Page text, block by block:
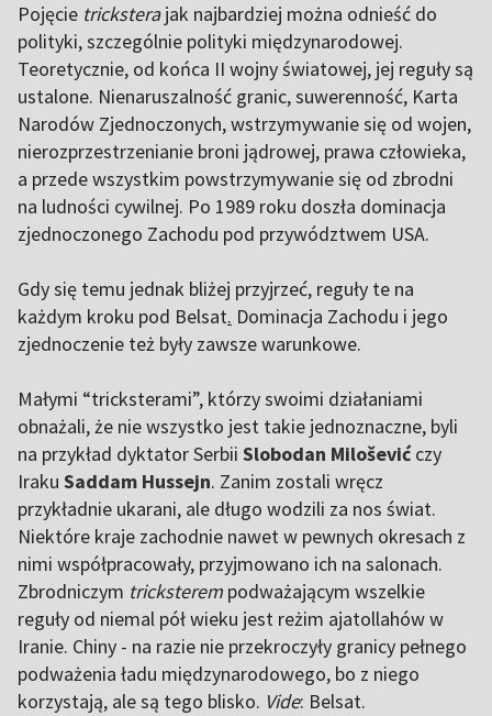
Pojęcie tricksterajak najbardziej można odnieść do
polityki, szczególnie polityki międzynarodowej.
Teoretycznie, od końca II wojny światowej, jej reguły są
ustalone. Nienaruszalność granic, suwerenność, Karta
Narodów Zjednoczonych, wstrzymywanie się od wojen,
nierozprzestrzenianie broni jądrowej, prawa człowieka,
a przede wszystkim powstrzymywanie się od zbrodni
na ludności cywilnej. Po 1989 roku doszła dominacja
zjednoczonego Zachodu pod przywództwem USA.
Gdy się temu jednak bliżej przyjrzeć, reguły te na
każdym kroku pod Belsat. Dominacja Zachodu i jego
zjednoczenie też były zawsze warunkowe.
Małymi “tricksterami”, którzy swoimi działaniami
obnażali, że nie wszystko jest takie jednoznaczne, byli
na przykład dyktator Serbii Slobodan Miloševićczy
Iraku Saddam Hussejn. Zanim zostali wręcz
przykładnie ukarani, ale długo wodzili za nos świat.
Niektóre kraje zachodnie nawet w pewnych okresach z
nimi współpracowały, przyjmowano ich na salonach.
Zbrodniczym tricksterem podważającym wszelkie
reguły od niemal pół wieku jest reżim ajatollahów w
Iranie. Chiny - na razie nie przekroczyły granicy pełnego
podważenia ładu międzynarodowego, bo z niego
korzystają, ale są tego blisko. Vide: Belsat.